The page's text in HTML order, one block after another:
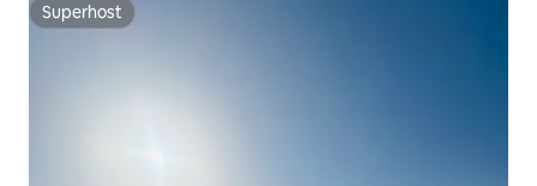
Superhost
Superhost